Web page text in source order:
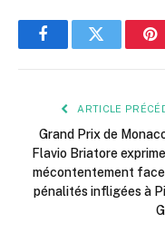
FacebookTwitter
ARTICLE
Grand Prix de
Flavio Briatore
mécontentement
pénalités infligées à